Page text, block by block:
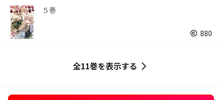
５巻
880
全11巻を表示する